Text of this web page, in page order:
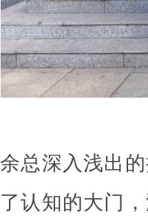
余总深入浅出
了认知的大门